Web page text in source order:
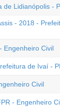
de Lidianópolis -
- 2018 -
Engenheiro Civil
de Ivaí -
Civil
- Engenheiro